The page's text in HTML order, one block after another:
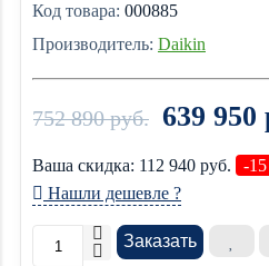
Код товара: 000885
Производитель: Daikin
752 890 руб. 639 950
Ваша cкидка: 112 940 руб.
-
Нашли дешевле ?
Заказать